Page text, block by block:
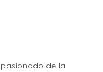
de la